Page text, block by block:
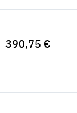
390,75 €